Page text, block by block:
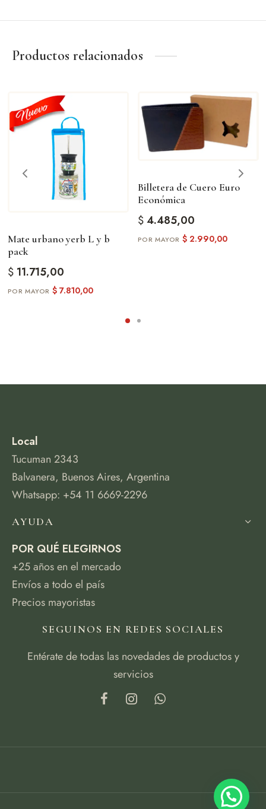
Productos relacionados
Mate urbano yerb L y b
pack
$11.715,00
$7.810,00
Billetera de Cuero Euro
Económica
$4.485,00
$2.990,00
Local
Tucuman 2343
Balvanera, Buenos Aires, Argentina
Whatsapp: +54 11 6669-2296
AYUDA
POR QUÉ ELEGIRNOS
+25 años en el mercado
Envíos a todo el país
Precios mayoristas
SEGUINOS EN REDES SOCIALES
Entérate de todas las novedades de productos y
servicios